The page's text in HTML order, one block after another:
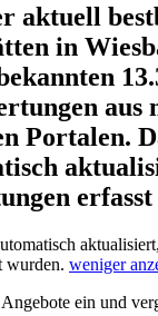
aktuell
in
aus
Portalen.
wurden. weniger
ein und